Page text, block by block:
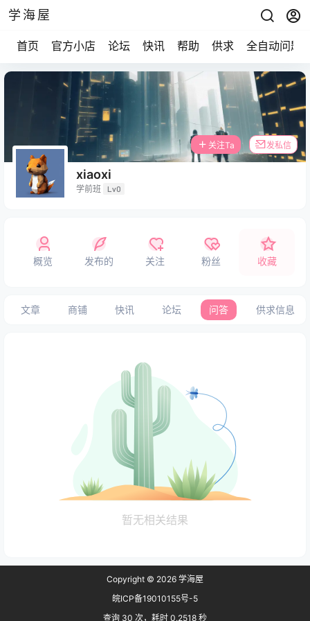
学海屋
首页 官方小店 论坛 快讯 帮助 供求 全自动问题
xiaoxi
学前班 Lv0
关注Ta 发私信
概览 发布的 关注 粉丝 收藏
文章 商铺 快讯 论坛 问答 供求信息
暂无相关结果
Copyright © 2026 学海屋
皖ICP备19010155号-5
查询 30 次，耗时 0.2518 秒